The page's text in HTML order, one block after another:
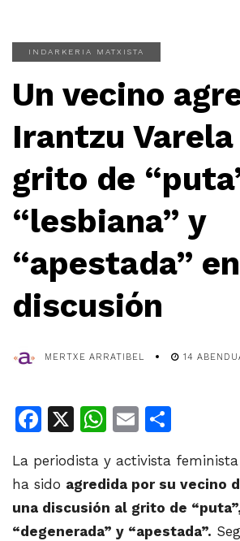
INDARKERIA MATXISTA
Un vecino
Irantzu
grito de
“lesbiana” y
“apestada”
discusión
MERTXE ARRATIBEL 14
Facebook
X WhatsApp
Email
La periodista y activista
ha sido agredida por su vecino
una discusión al grito de
“degenerada” y “apestada”.